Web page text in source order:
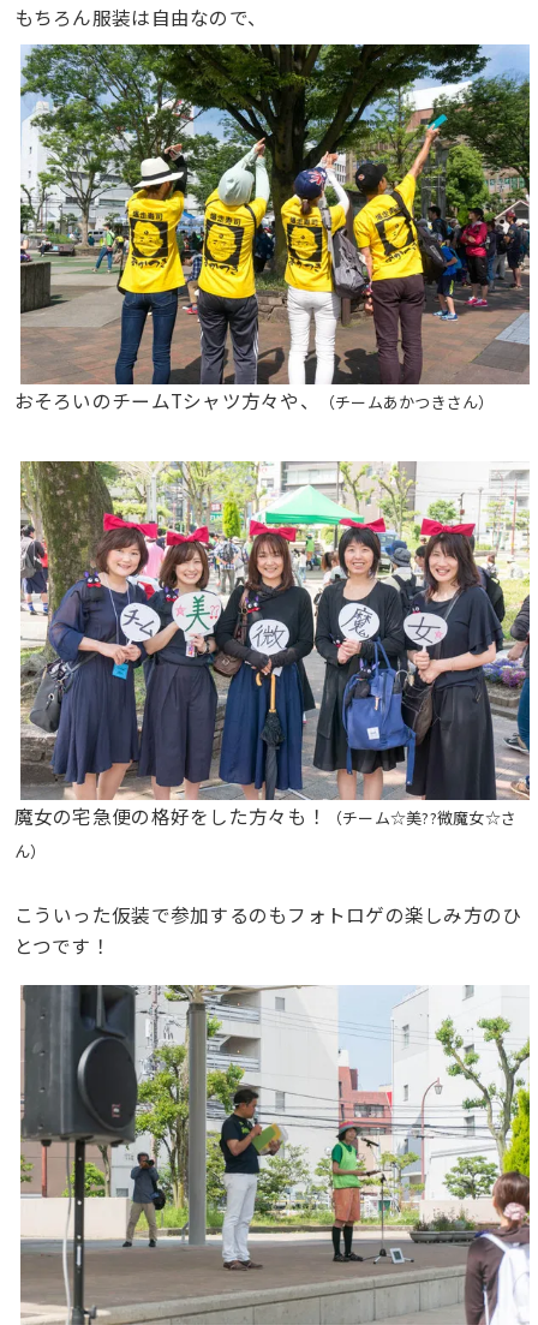
もちろん服装は自由なので、
おそろいのチームTシャツ方々や、 （チームあかつきさん）
魔女の宅急便の格好をした方々も！
（チーム☆美??微魔女☆さ
ん）
こういった仮装で参加するのもフォトロゲの楽しみ方のひ
とつです！